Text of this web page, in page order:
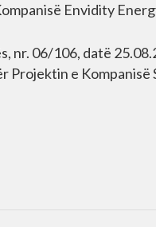
Envidity
nr. 06/106, datë
Projektin e Kompanisë